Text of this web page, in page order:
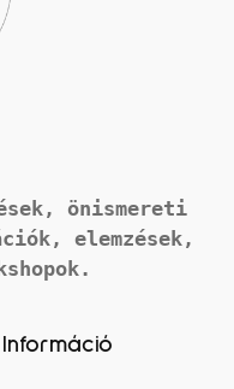
önismereti